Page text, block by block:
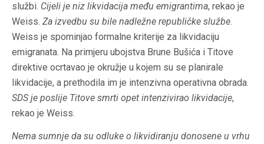
službi. Cijeli je niz likvidacija među emigrantima, rekao je
Weiss. Za izvedbu su bile nadležne republičke službe.
Weiss je spominjao formalne kriterije za likvidaciju
emigranata. Na primjeru ubojstva Brune Bušića i Titove
direktive ocrtavao je okružje u kojem su se planirale
likvidacije, a prethodila im je intenzivna operativna obrada.
SDS je poslije Titove smrti opet intenzivirao likvidacije,
rekao je Weiss.
Nema sumnje da su odluke o likvidiranju donosene u vrhu